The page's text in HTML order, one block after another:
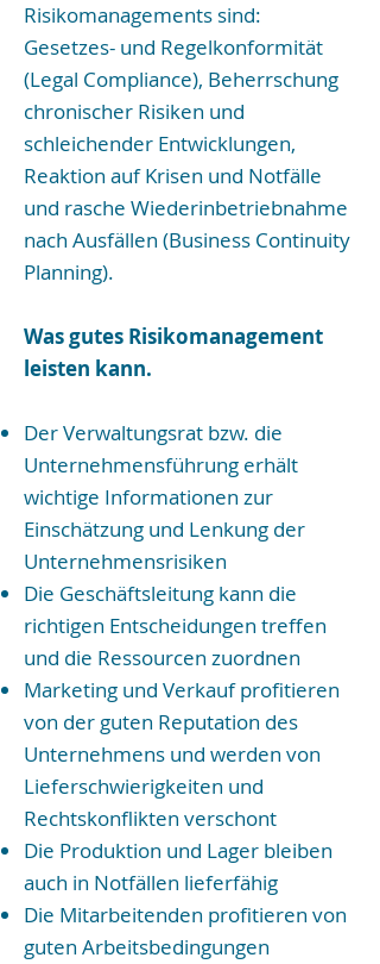
Risikomanagements sind:
Gesetzes- und Regelkonformität
(Legal Compliance), Beherrschung
chronischer Risiken und
schleichender Entwicklungen,
Reaktion auf Krisen und Notfälle
und rasche Wiederinbetriebnahme
nach Ausfällen (Business Continuity
Planning).
Was gutes Risikomanagement
leisten kann.
Der Verwaltungsrat bzw. die
Unternehmensführung erhält
wichtige Informationen zur
Einschätzung und Lenkung der
Unternehmensrisiken
Die Geschäftsleitung kann die
richtigen Entscheidungen treffen
und die Ressourcen zuordnen
Marketing und Verkauf profitieren
von der guten Reputation des
Unternehmens und werden von
Lieferschwierigkeiten und
Rechtskonflikten verschont
Die Produktion und Lager bleiben
auch in Notfällen lieferfähig
Die Mitarbeitenden profitieren von
guten Arbeitsbedingungen